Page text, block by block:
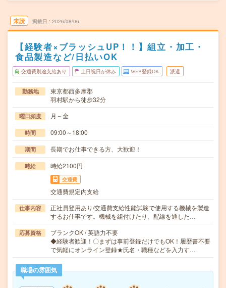
未読 掲載日 2026/08/06
【経験者×ブラッシュUP！！】組立・加工・
食品製造など/日払いOK
交通費別途支給あり 土日祝日が休み WEB登録OK 派遣
勤務地
東京都西多摩郡
羽村駅から徒歩32分
曜日頻度 月～金
時間 09:00～18:00
期間 長期でお仕事できる方、大歓迎！
時給 時給2100円
交通費
交通費規定内支給
仕事内容
正社員登用あり/交通費支給性能試験で使用する機械を製造
するお仕事です。機械を組付けたり、配線を通した…
応募資格
ブランクOK / 英語力不要
◆経験者歓迎！〇まずは事前登録だけでもOK！履歴書不要
で気軽にオンライン登録★氏名・職種などを入力す…
職場の雰囲気